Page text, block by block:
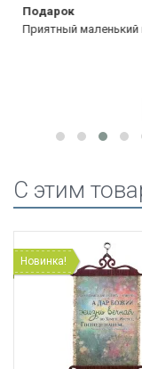
Подарок
Приятный маленький
C этим
Новинка!